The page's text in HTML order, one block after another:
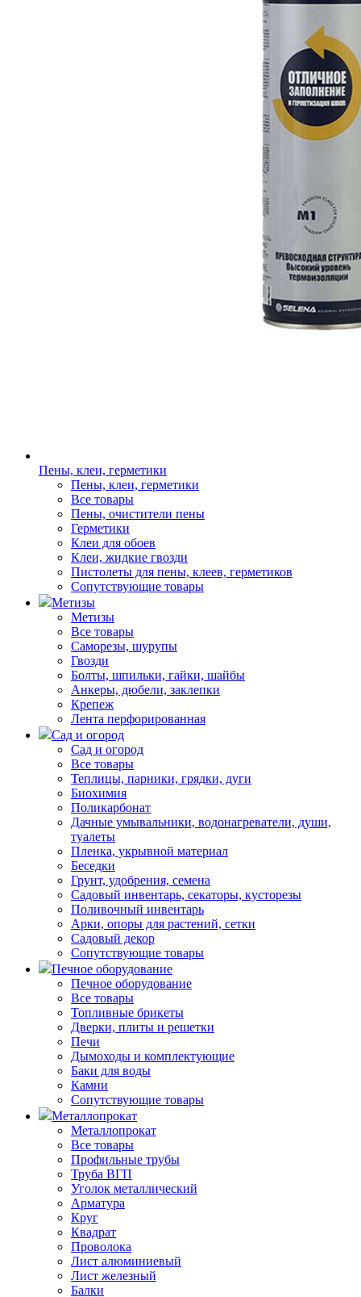
Пены, клеи, герметики
Пены, клеи, герметики
Все товары
Пены, очистители пены
Герметики
Клеи для обоев
Клеи, жидкие гвозди
Пистолеты для пены, клеев, герметиков
Сопутствующие товары
Метизы
Метизы
Все товары
Саморезы, шурупы
Гвозди
Болты, шпильки, гайки, шайбы
Анкеры, дюбели, заклепки
Крепеж
Лента перфорированная
Сад и огород
Сад и огород
Все товары
Теплицы, парники, грядки, дуги
Биохимия
Поликарбонат
Дачные умывальники, водонагреватели, души,
туалеты
Пленка, укрывной материал
Беседки
Грунт, удобрения, семена
Садовый инвентарь, секаторы, кусторезы
Поливочный инвентарь
Арки, опоры для растений, сетки
Садовый декор
Сопутствующие товары
Печное оборудование
Печное оборудование
Все товары
Топливные брикеты
Дверки, плиты и решетки
Печи
Дымоходы и комплектующие
Баки для воды
Камни
Сопутствующие товары
Металлопрокат
Металлопрокат
Все товары
Профильные трубы
Труба ВГП
Уголок металлический
Арматура
Круг
Квадрат
Проволока
Лист алюминиевый
Лист железный
Балки